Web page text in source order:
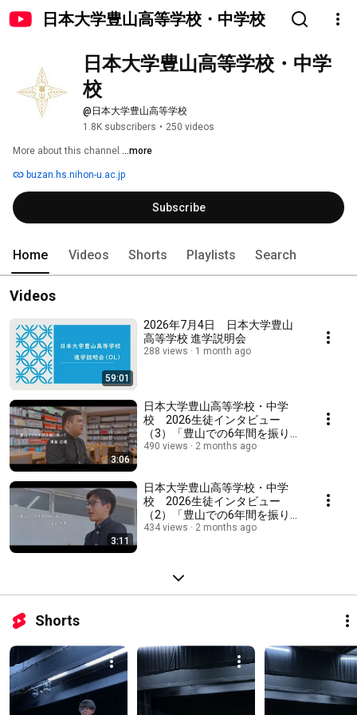
日本大学豊山高等学校・中学校
日本大学豊山高等学校・中学
校
@日本大学豊山高等学校
1.8K subscribers • 250 videos
More about this channel ...more
buzan.hs.nihon-u.ac.jp
Subscribe
Home Videos Shorts Playlists Search
Videos
59:01
2026年7月4日 日本大学豊山
高等学校 進学説明会
288 views 1 month ago
3:06
日本大学豊山高等学校・中学
校 2026生徒インタビュー
（3）「豊山での6年間を振り返
って」
490 views 2 months ago
3:11
日本大学豊山高等学校・中学
校 2026生徒インタビュー
（2）「豊山での6年間を振り返
って」
434 views 2 months ago
Shorts